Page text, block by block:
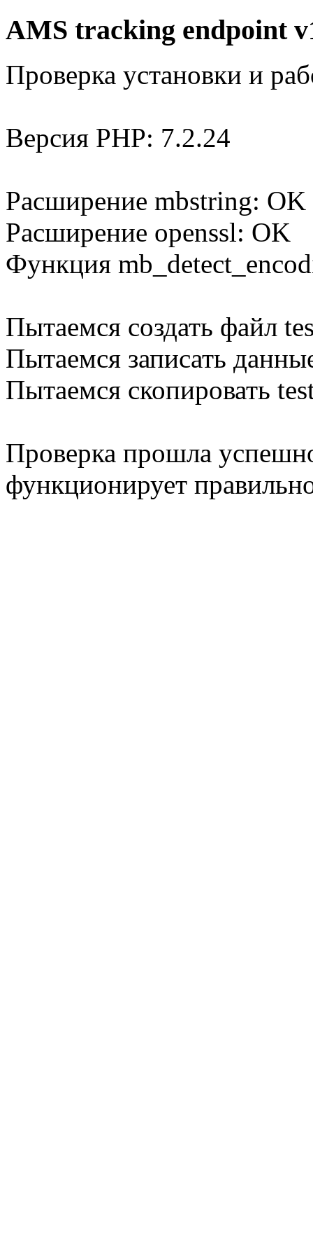
AMS tracking endpoint
Проверка установки и
Версия PHP: 7.2.24
Расширение mbstring: OK
Расширение openssl: OK
Функция
Пытаемся создать файл
Пытаемся записать
Пытаемся скопировать
Проверка прошла
функционирует